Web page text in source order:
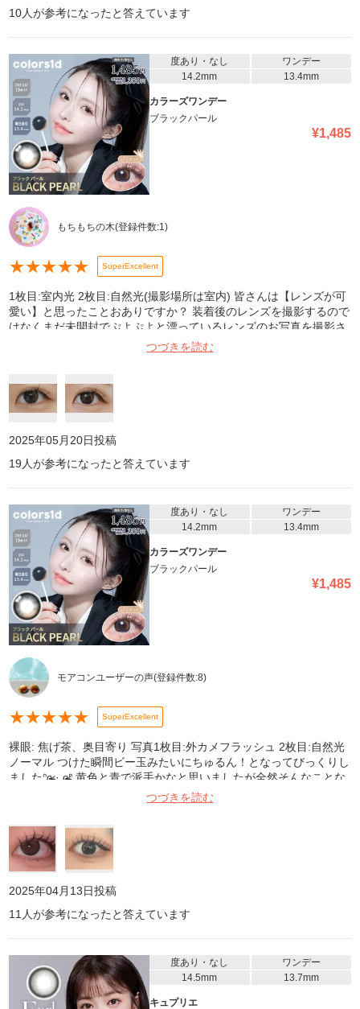
10人が参考になったと答えています
度あり・なし
ワンデー
14.2mm
13.4mm
カラーズワンデー
ブラックパール
¥1,485
もちもちの木(登録件数:1)
★★★★★ SuperExcellent
1枚目:室内光 2枚目:自然光(撮影場所は室内) 皆さんは【レンズが可
愛い】と思ったことおありですか？ 装着後のレンズを撮影するので
はなくまだ未開封でぷよぷよと漂っているレンズのお写真を撮影さ
れた事はおありですか？ 私ですか？そんな経験は過去一度もありま
せんでした。 だってレンズはレンズだし、という考えです。 です
た。 ひびたんが可愛いのは周知の事実なので伏せますが 開封して
実物でレンズを見た時に「かわ…」って声が漏れるほどでした。 ま
起こしてしまう程に美しく、気がついたらレンズのみの写真がデー
タフォルダに保存されておりました。 さて、気になる着け心地です
が まずつけた瞬間から普段から使用しているコンタクトとは違いま
はソフト豆腐、 こちらの商品は紛れもなく絹豆腐です。 かと言っ
て破れやすいという難点も見受けられず 指に乗せた感覚は普段のソ
フト豆腐となんら変わりませんが 目の中に入って一体化したらそれ
はもう絹豆腐です。 乾燥は個人差があるので声を大にして言うつも
りはありませんが 高級な絹豆腐とだけ申しておきます。 水光レン
ズが好きでかれこれ様々な商品を使用してきましたが もうこちらに
骨を埋めます、廃盤になるまで貢ぎます。 ブラウンのフチありレン
ズ、HIBIKIもお迎えしておりますので そちらも後日レビューさせて
いただきます。 ※あくまでも一個人のレビューであり万人受けする
とは思っておりませんが画像では伝わらない綺麗と可愛さが詰まっ
てますので、1人でも多くの方々にこちらの商品の素晴らしさを知
っていただきたいと思えた商品でした！ それではこれにて〜完！
つづきを読む
2025年05月20日投稿
19 人が参考になったと答えています
度あり・なし
ワンデー
14.2mm
13.4mm
カラーズワンデー
ブラックパール
¥1,485
モアコンユーザーの声(登録件数:8)
★★★★★ SuperExcellent
裸眼: 焦げ茶、奥目寄り 写真1枚目:外カメフラッシュ 2枚目:自然光
ノーマル つけた瞬間ビー玉みたいにちゅるん！となってびっくりし
ましたᐢɞ̴̶̷ ·̫ ɞ̴̶̷ᐢ 黄色と青で派手かなと思いましたが全然そんなことな
くて、裸眼にしっかり馴染みました。 1枚目と2枚目で黄色の位置が
違いますが、瞳に馴染むので私は全然気にならなかったです。 レン
心地も良くて快適に過ごせました。
つづきを読む
2025年04月13日投稿
11 人が参考になったと答えています
度あり・なし
ワンデー
14.5mm
13.7mm
キュプリエ